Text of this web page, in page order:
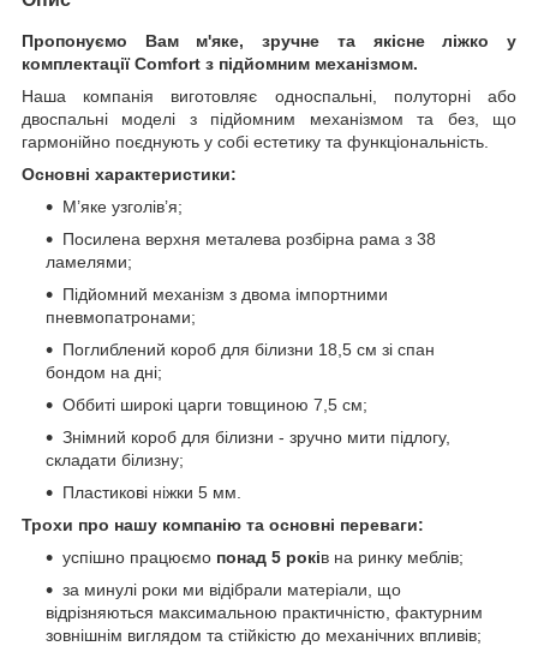
Пропонуємо Вам м'яке, зручне та якiсне ліжко у
комплектації Comfort з підйомним механізмом.
Наша компанія виготовляє односпальні, полуторні або
двоспальні моделі з підйомним механізмом та без, що
гармонійно поєднують у собі естетику та функціональність.
Основні характеристики:
М’яке узголів’я;
Посилена верхня металева розбірна рама з 38
ламелями;
Підйомний механізм з двома імпортними
пневмопатронами;
Поглиблений короб для білизни 18,5 см зі спан
бондом на дні;
Оббиті широкі царги товщиною 7,5 см;
Знімний короб для білизни - зручно мити підлогу,
складати білизну;
Пластикові ніжки 5 мм.
Трохи про нашу компанію та основні переваги:
успішно працюємо понад 5 років на ринку меблів;
за минулі роки ми відібрали матеріали, що
відрізняються максимальною практичністю, фактурним
зовнішнім виглядом та стійкістю до механічних впливів;